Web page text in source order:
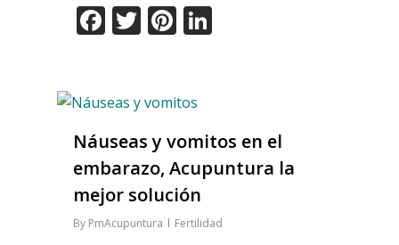
Facebook
TwitterPinterest
Náuseas y vomitos en el
embarazo, Acupuntura la
mejor solución
By PmAcupuntura Fertilidad